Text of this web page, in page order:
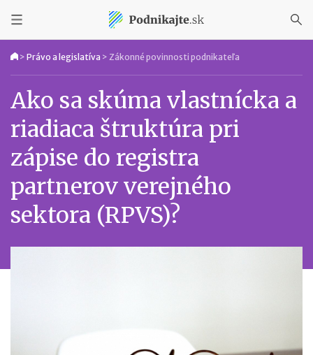
> Právo a legislatíva > Zákonné povinnosti podnikateľa
Ako sa skúma vlastnícka a
riadiaca štruktúra pri
zápise do registra
partnerov verejného
sektora (RPVS)?